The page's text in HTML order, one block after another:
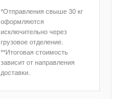
*Отправления свыше 30 кг
оформляются
исключительно через
грузовое отделение.
**Итоговая стоимость
зависит от направления
доставки.